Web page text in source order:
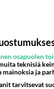
02-29 19:50:27
vei??
osapuolen
teknisiä
ja
tarvitsevat